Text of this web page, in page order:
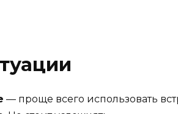
— проще всего использовать